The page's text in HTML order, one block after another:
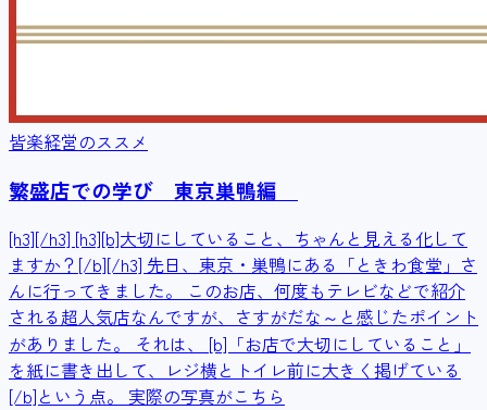
皆楽経営のススメ
繁盛店での学び 東京巣鴨編
[h3][/h3] [h3][b]大切にしていること、ちゃんと見える化して
ますか？[/b][/h3] 先日、東京・巣鴨にある「ときわ食堂」さ
んに行ってきました。 このお店、何度もテレビなどで紹介
される超人気店なんですが、さすがだな～と感じたポイント
がありました。 それは、 [b]「お店で大切にしていること」
を紙に書き出して、レジ横とトイレ前に大きく掲げている
[/b]という点。 実際の写真がこちら